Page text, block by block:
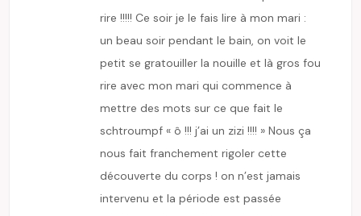
rire !!!!! Ce soir je le fais lire à mon mari :
un beau soir pendant le bain, on voit le
petit se gratouiller la nouille et là gros fou
rire avec mon mari qui commence à
mettre des mots sur ce que fait le
schtroumpf « ô !!! j’ai un zizi !!!! » Nous ça
nous fait franchement rigoler cette
découverte du corps ! on n’est jamais
intervenu et la période est passée